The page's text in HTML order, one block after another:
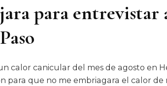
para entrevistar
calor canicular del mes de agosto en
para que no me embriagara el calor de